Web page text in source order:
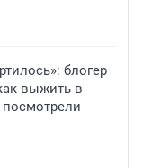
блогер
выжить в